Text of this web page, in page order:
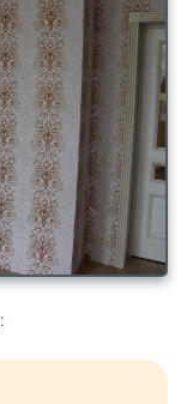
: